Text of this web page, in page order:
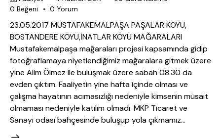
0 Beğeni 0 Yorum
23.05.2017 MUSTAFAKEMALPAŞA PAŞALAR KÖYÜ,
BOSTANDERE KÖYÜ,İNATLAR KÖYÜ MAĞARALARI
Mustafakemalpaşa mağaraları projesi kapsamında gidip
fotoğraflamaya niyetlendiğimiz mağaralara gitmek üzere
yine Alim Ölmez ile buluşmak üzere sabah 08.30 da
evden çıktım. Faaliyetin yine hafta içinde olması ve
çalışma hayatının acımasızlığı nedeniyle kimsenin müsait
olmaması nedeniyle katılım olmadı. MKP Ticaret ve
Sanayi odası bahçesinde buluşup yola çıkmamız…